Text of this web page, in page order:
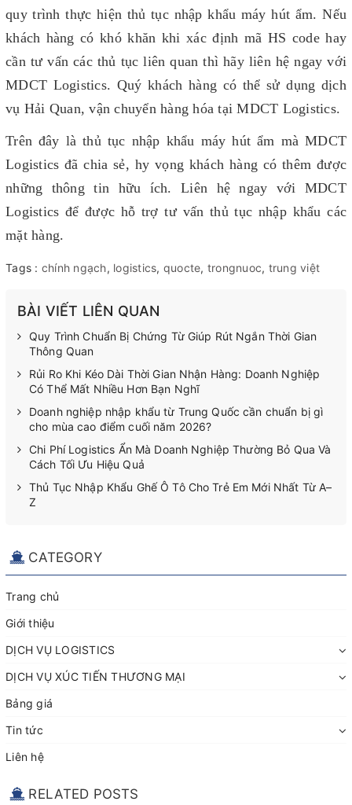
quy trình thực hiện thủ tục nhập khẩu máy hút ẩm. Nếu
khách hàng có khó khăn khi xác định mã HS code hay
cần tư vấn các thủ tục liên quan thì hãy liên hệ ngay với
MDCT Logistics. Quý khách hàng có thể sử dụng dịch
vụ Hải Quan, vận chuyển hàng hóa tại MDCT Logistics.
Trên đây là thủ tục nhập khẩu máy hút ẩm mà MDCT
Logistics đã chia sẻ, hy vọng khách hàng có thêm được
những thông tin hữu ích. Liên hệ ngay với MDCT
Logistics để được hỗ trợ tư vấn thủ tục nhập khẩu các
mặt hàng.
Tags : chính ngạch, logistics, quocte, trongnuoc, trung việt
BÀI VIẾT LIÊN QUAN
Quy Trình Chuẩn Bị Chứng Từ Giúp Rút Ngắn Thời Gian
Thông Quan
Rủi Ro Khi Kéo Dài Thời Gian Nhận Hàng: Doanh Nghiệp
Có Thể Mất Nhiều Hơn Bạn Nghĩ
Doanh nghiệp nhập khẩu từ Trung Quốc cần chuẩn bị gì
cho mùa cao điểm cuối năm 2026?
Chi Phí Logistics Ẩn Mà Doanh Nghiệp Thường Bỏ Qua Và
Cách Tối Ưu Hiệu Quả
Thủ Tục Nhập Khẩu Ghế Ô Tô Cho Trẻ Em Mới Nhất Từ A–
Z
CATEGORY
Trang chủ
Giới thiệu
DỊCH VỤ LOGISTICS
DỊCH VỤ XÚC TIẾN THƯƠNG MẠI
Bảng giá
Tin tức
Liên hệ
RELATED POSTS